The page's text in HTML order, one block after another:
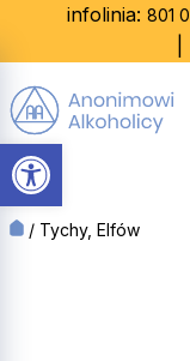
Otwórz pasek narzędzi
infolinia: 801
/ Tychy, Elfów